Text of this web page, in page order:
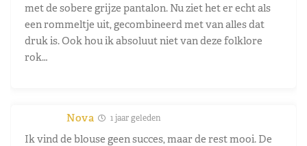
met de sobere grijze pantalon. Nu ziet het er echt als
een rommeltje uit, gecombineerd met van alles dat
druk is. Ook hou ik absoluut niet van deze folklore
rok…
Nova 1 jaar geleden
Ik vind de blouse geen succes, maar de rest mooi. De